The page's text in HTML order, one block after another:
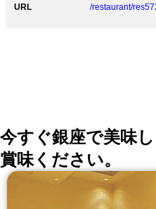
ご利用下さい ・
URL
/restaurant/
今すぐ銀座で美味
賞味ください。